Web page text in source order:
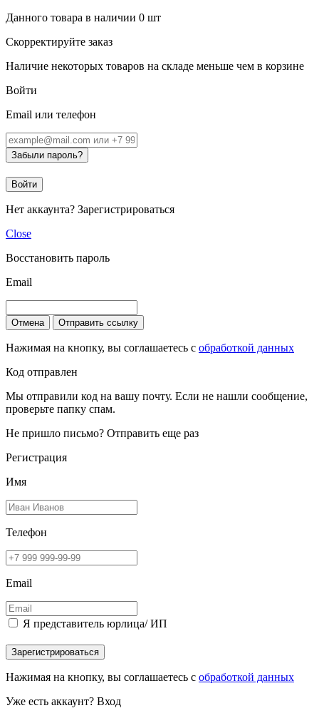
Данного товара в наличии 0 шт
Скорректируйте заказ
Наличие некоторых товаров на складе меньше чем в корзине
Войти
Email или телефон
Забыли пароль?
Войти
Нет аккаунта? Зарегистрироваться
Close
Восстановить пароль
Email
Отмена Отправить ссылку
Нажимая на кнопку, вы соглашаетесь с обработкой данных
Код отправлен
Мы отправили код на вашу почту. Если не нашли сообщение,
проверьте папку спам.
Не пришло письмо? Отправить еще раз
Регистрация
Имя
Телефон
Email
Я представитель юрлица/ ИП
Зарегистрироваться
Нажимая на кнопку, вы соглашаетесь с обработкой данных
Уже есть аккаунт? Вход